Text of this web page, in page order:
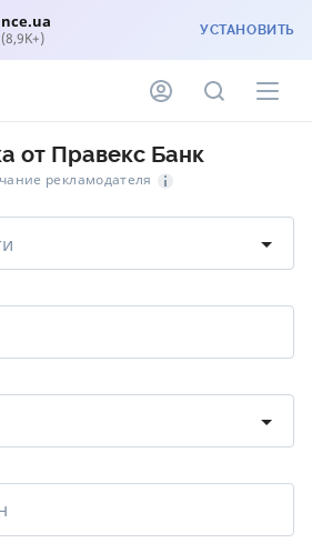
(8,9K+) УСТАНОВИТЬ
от Правекс Банк
рекламодателя